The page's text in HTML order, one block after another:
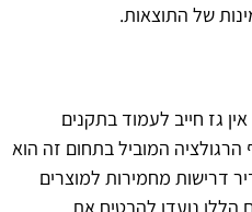
של התוצאות.
גז חייב לעמוד בתקנים
הרגולציה המוביל בתחום זה הוא
דרישות מחמירות למוצרים